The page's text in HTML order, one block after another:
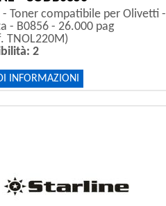
- Toner compatibile per Olivetti -
- B0856 - 26.000 pag
TNOL220M)
2
INFORMAZIONI